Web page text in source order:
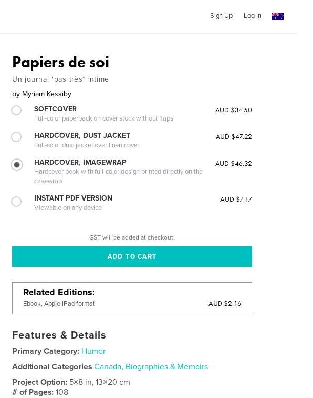
Sign Up Log In
Papiers de soi
Un journal *pas très* intime
by Myriam Kessiby
SOFTCOVER
Full-color paperback on cover stock without flaps
AUD $34.50
HARDCOVER, DUST JACKET
Full-color dust jacket over linen cover
AUD $47.22
HARDCOVER, IMAGEWRAP
Hardcover book with full-color design printed directly on the
casewrap
AUD $46.32
INSTANT PDF VERSION
Viewable on any device
AUD $7.17
GST will be added at checkout.
Related Editions
Ebook, Apple iPad format AUD $2.16
Features & Details
Primary Category: Humor
Additional Categories Canada, Biographies & Memoirs
Project Option: 5×8 in, 13×20 cm
# of Pages:108